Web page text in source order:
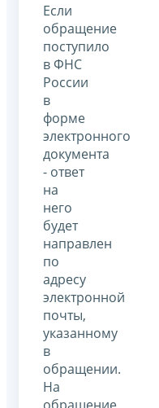
Если
обращение
поступило
в ФНС
России
в
форме
электронного
документа
- ответ
на
него
будет
направлен
по
адресу
электронной
почты,
указанному
в
обращении.
На